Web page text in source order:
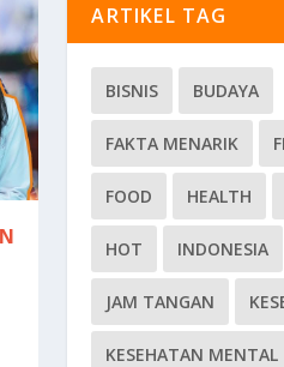
ARTIKEL TAG
BISNIS BUDAYA
FAKTA MENARIK
FOOD HEALTH
HOT INDONESIA
JAM TANGAN
KESEHATAN MENTAL